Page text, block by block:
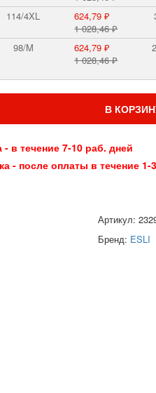
114/4XL
1 028,46 ₽
624,79 ₽
98/M
1 028,46 ₽
624,79 ₽
В
- в течение 7-10 раб. дней
- после оплаты в течение 1-
Артикул:
Бренд: ESLI